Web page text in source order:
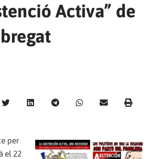
Activa” de
per
el 22